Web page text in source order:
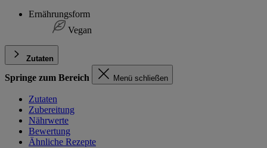
Ernährungsform
Vegan
Zutaten
Springe zum Bereich Menü schließen
Zutaten
Zubereitung
Nährwerte
Bewertung
Ähnliche Rezepte